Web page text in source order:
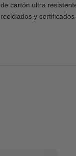
de cartón ultra
reciclados y